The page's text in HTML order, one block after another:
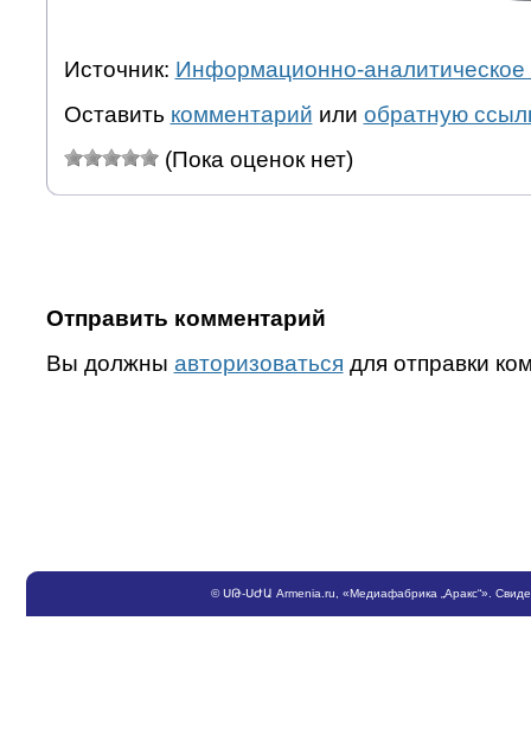
Источник: Информационно-аналитическое
Оставить комментарий или обратную
(Пока оценок нет)
Отправить комментарий
Вы должны авторизоваться для отправки
©ՍԹ-ՍԺԱ Armenia.ru , «Медиафабрика „Аракс“».